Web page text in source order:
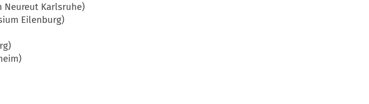
Neureut Karlsruhe)
Eilenburg)